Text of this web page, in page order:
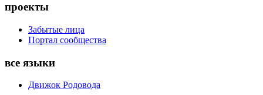
проекты
Забытые лица
Портал сообщества
все языки
Движок Родовода